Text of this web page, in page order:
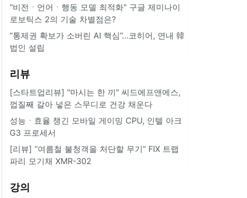
"비전ㆍ언어ㆍ행동 모델 최적화" 구글 제미나이
로보틱스 2의 기술 차별점은?
“통제권 확보가 소버린 AI 핵심”…코히어, 연내 韓
법인 설립
리뷰
[스타트업리뷰] "마시는 한 끼" 씨드에프앤에스,
껍질째 갈아 넣은 스무디로 건강 채운다
성능ㆍ효율 챙긴 모바일 게이밍 CPU, 인텔 아크
G3 프로세서
[리뷰] “여름철 불청객을 처단할 무기” FIX 트랩
파리 모기채 XMR-302
강의